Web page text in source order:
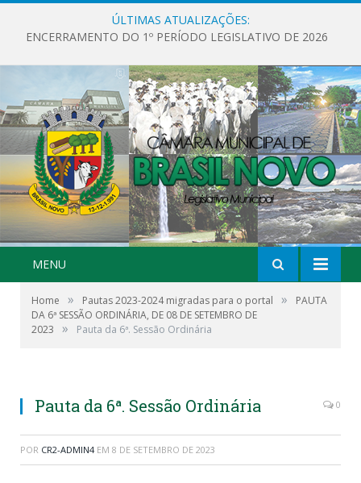
ÚLTIMAS ATUALIZAÇÕES:
ENCERRAMENTO DO 1º PERÍODO LEGISLATIVO DE 2026
MENU
Home » Pautas 2023-2024 migradas para o portal »
PAUTA
DA 6ª SESSÃO ORDINÁRIA, DE 08 DE SETEMBRO DE
2023
» Pauta da 6ª. Sessão Ordinária
Pauta da 6ª. Sessão Ordinária 0
POR CR2-ADMIN4 EM 8 DE SETEMBRO DE 2023